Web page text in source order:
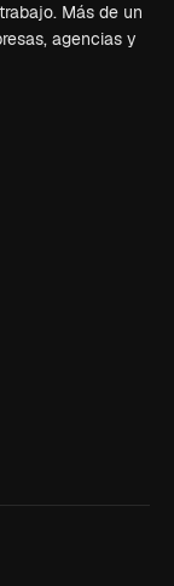
Más de un
agencias y